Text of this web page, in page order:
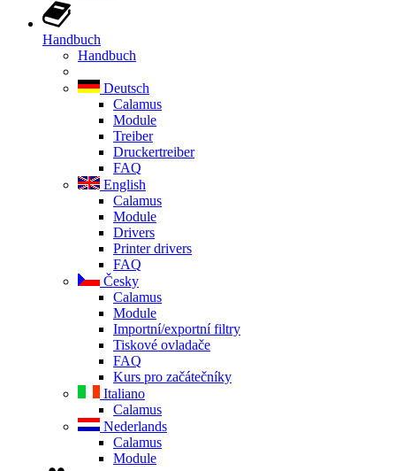
Handbuch
Handbuch
Deutsch
Calamus
Module
Treiber
Druckertreiber
FAQ
English
Calamus
Module
Drivers
Printer drivers
FAQ
Česky
Calamus
Module
Importní/exportní filtry
Tiskové ovladače
FAQ
Kurs pro začátečníky
Italiano
Calamus
Nederlands
Calamus
Module